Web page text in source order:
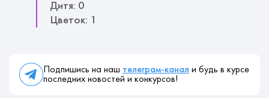
Дитя: 0
Цветок: 1
Подпишись на наш телеграм-канал и будь в курсе
последних новостей и конкурсов!